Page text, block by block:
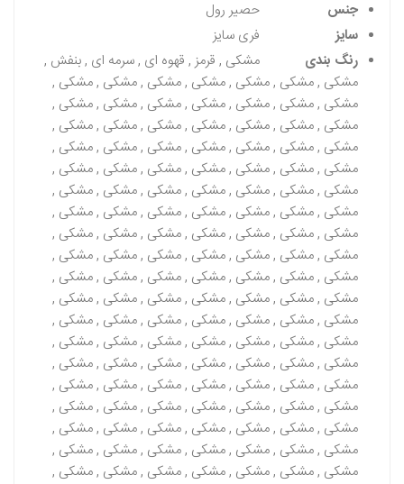
جنس
حصیر رول
سایز
فری سایز
رنگ بندی
مشکی , قرمز , قهوه ای , سرمه ای , بنفش ,
مشکی , مشکی , مشکی , مشکی , مشکی , مشکی , مشکی ,
مشکی , مشکی , مشکی , مشکی , مشکی , مشکی , مشکی ,
مشکی , مشکی , مشکی , مشکی , مشکی , مشکی , مشکی ,
مشکی , مشکی , مشکی , مشکی , مشکی , مشکی , مشکی ,
مشکی , مشکی , مشکی , مشکی , مشکی , مشکی , مشکی ,
مشکی , مشکی , مشکی , مشکی , مشکی , مشکی , مشکی ,
مشکی , مشکی , مشکی , مشکی , مشکی , مشکی , مشکی ,
مشکی , مشکی , مشکی , مشکی , مشکی , مشکی , مشکی ,
مشکی , مشکی , مشکی , مشکی , مشکی , مشکی , مشکی ,
مشکی , مشکی , مشکی , مشکی , مشکی , مشکی , مشکی ,
مشکی , مشکی , مشکی , مشکی , مشکی , مشکی , مشکی ,
مشکی , مشکی , مشکی , مشکی , مشکی , مشکی , مشکی ,
مشکی , مشکی , مشکی , مشکی , مشکی , مشکی , مشکی ,
مشکی , مشکی , مشکی , مشکی , مشکی , مشکی , مشکی ,
مشکی , مشکی , مشکی , مشکی , مشکی , مشکی , مشکی ,
مشکی , مشکی , مشکی , مشکی , مشکی , مشکی , مشکی ,
مشکی , مشکی , مشکی , مشکی , مشکی , مشکی , مشکی ,
مشکی , مشکی , مشکی , مشکی , مشکی , مشکی , مشکی ,
مشکی , مشکی , مشکی , مشکی , مشکی , مشکی , مشکی ,